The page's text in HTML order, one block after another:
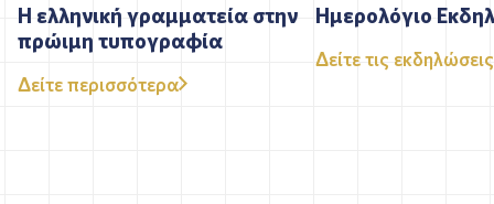
Η ελληνική γραμματεία στην
πρώιμη τυπογραφία
Δείτε περισσότερα
Ημερολόγιο
Δείτε τις εκδηλώσεις